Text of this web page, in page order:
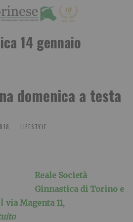
14 gennaio
domenica a testa
LIFESTYLE
Reale Società
Ginnastica di Torino e
via Magenta 11,